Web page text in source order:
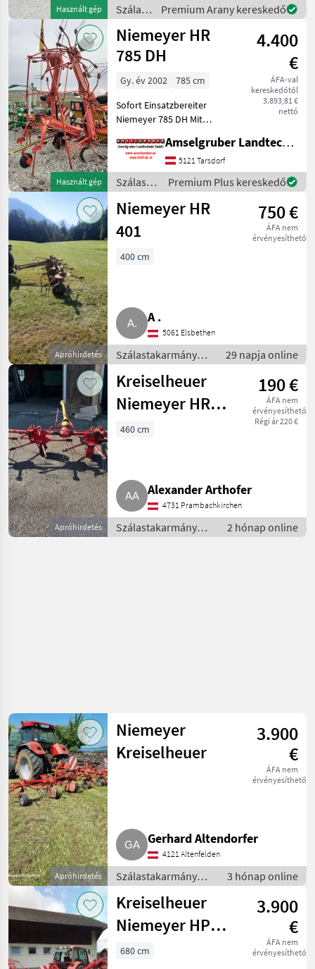
Használt gép
Pöcherstorfer Manuel V
Szálastakarmány
betakarítók
/
Niemeyer
Premium Arany kereskedő
Használt gép
Niemeyer HR
785 DH
4.400
€
ÁFA-val
kereskedőtől
3.893,81 €
nettó
Gy. év 2002
785 cm
Sofort Einsatzbereiter
Niemeyer 785 DH Mit
785 cm Arbeitsbreite
Tastrad Hydr.Aushebung
Sie können den Kreisler
Jederzeit und nach Ver
Amselgruber Landtechnik GmbH
5121 Tarsdorf
Szálastakarmány
betakarítók
/
Niemeyer
Premium Plus kereskedő
Apróhirdetés
Niemeyer HR
401
750 €
ÁFA nem
érvényesíthető
400 cm
A .
5061 Elsbethen
Szálastakarmány
betakarítók /
Rendkezelő
29 napja online
Apróhirdetés
Kreiselheuer
Niemeyer HR
460 II
190 €
ÁFA nem
érvényesíthető
Régi ár 220 €
460 cm
Alexander Arthofer
4731 Prambachkirchen
Szálastakarmány
betakarítók /
2 hónap online
Apróhirdetés
Niemeyer
Kreiselheuer
3.900
€
ÁFA nem
érvényesíthető
Gerhard Altendorfer
4121 Altenfelden
Szálastakarmány
betakarítók /
Rendkezelő
3 hónap online
Kreiselheuer
Niemeyer HP
671
3.900
€
ÁFA nem
érvényesíthető
680 cm